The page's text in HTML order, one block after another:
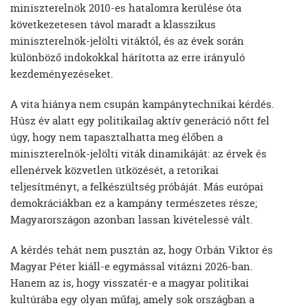
miniszterelnök 2010-es hatalomra kerülése óta
következetesen távol maradt a klasszikus
miniszterelnök-jelölti vitáktól, és az évek során
különböző indokokkal hárította az erre irányuló
kezdeményezéseket.
A vita hiánya nem csupán kampánytechnikai kérdés.
Húsz év alatt egy politikailag aktív generáció nőtt fel
úgy, hogy nem tapasztalhatta meg élőben a
miniszterelnök-jelölti viták dinamikáját: az érvek és
ellenérvek közvetlen ütközését, a retorikai
teljesítményt, a felkészültség próbáját. Más európai
demokráciákban ez a kampány természetes része;
Magyarországon azonban lassan kivételessé vált.
A kérdés tehát nem pusztán az, hogy Orbán Viktor és
Magyar Péter kiáll-e egymással vitázni 2026-ban.
Hanem az is, hogy visszatér-e a magyar politikai
kultúrába egy olyan műfaj, amely sok országban a